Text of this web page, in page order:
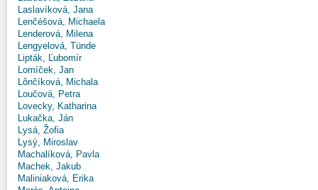
Laslavíková, Jana
Lenčéšová, Michaela
Lenderová, Milena
Lengyelová, Tünde
Lipták, Ľubomír
Lomíček, Jan
Lônčíková, Michala
Loučová, Petra
Lovecky, Katharina
Lukačka, Ján
Lysá, Žofia
Lysý, Miroslav
Machalíková, Pavla
Machek, Jakub
Maliniaková, Erika